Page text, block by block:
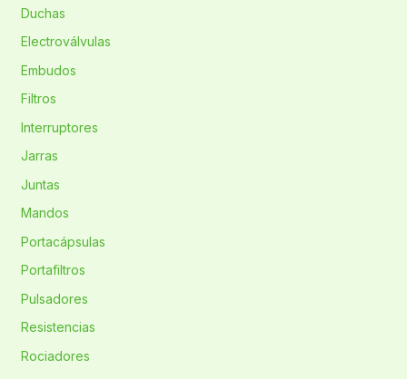
Duchas
Electroválvulas
Embudos
Filtros
Interruptores
Jarras
Juntas
Mandos
Portacápsulas
Portafiltros
Pulsadores
Resistencias
Rociadores